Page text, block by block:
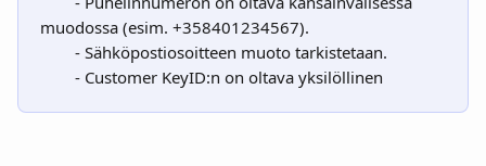
muodossa (esim. +358401234567).
        - Sähköpostiosoitteen muoto tarkistetaan.
        - Customer KeyID:n on oltava yksilöllinen